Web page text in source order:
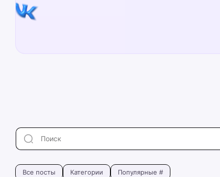
Все посты Категории Популярные #